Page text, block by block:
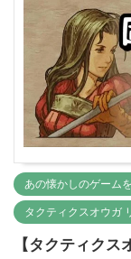
あの懐かしのゲーム
タクティクスオウガ
【タクティク